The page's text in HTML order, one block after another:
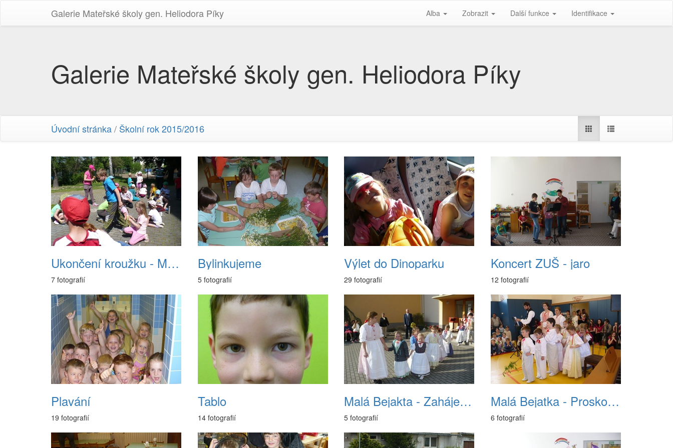
Galerie Mateřské školy gen. Heliodora Pí­ky Alba Zobrazit Další funkce Identifikace
Galerie Mateřské školy gen. Heliodora Pí­ky
Úvodní stránka/ Školní rok 2015/2016
Ukončení kroužku - Malá Bejatka
7 fotografií
Bylinkujeme
5 fotografií
Výlet do Dinoparku
29 fotografií
Koncert ZUŠ - jaro
12 fotografií
Plavání
19 fotografií
Tablo
14 fotografií
Malá Bejakta - Zahájení Štivadla
5 fotografií
Malá Bejatka - Proskovice
6 fotografií